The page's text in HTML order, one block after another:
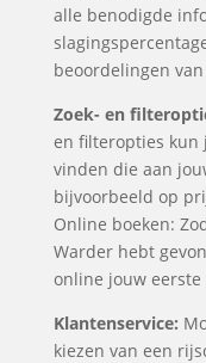
alle benodigde
beoordelingen
Zoek- en
en filteropties kun
vinden die aan
bijvoorbeeld op
Online boeken:
Warder hebt
online jouw
Klantenservice:
kiezen van een